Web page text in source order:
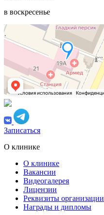
в воскресенье
Записаться
О клинике
О клинике
Вакансии
Видеогалерея
Лицензии
Реквизиты организации
Награды и дипломы